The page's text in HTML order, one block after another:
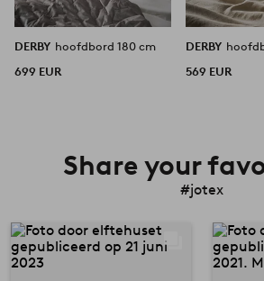
DERBY hoofdbord 180 cm
699 EUR
DERBY
569 EUR
Share your
#jotex